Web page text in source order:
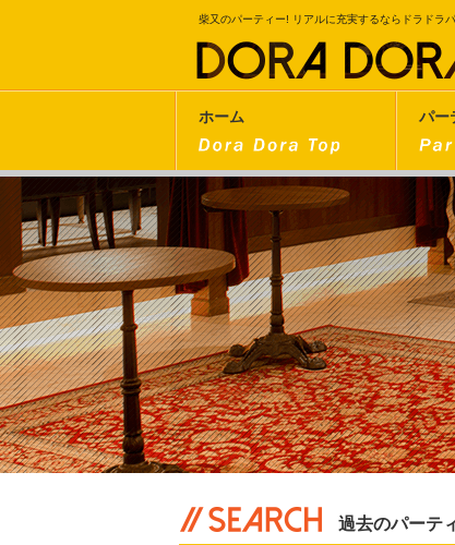
柴又のパーティー! リアルに充実するならドラドラ
ホーム パー
過去のパーテ